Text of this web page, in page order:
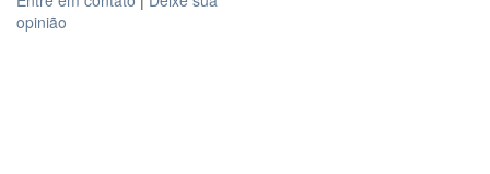
opinião